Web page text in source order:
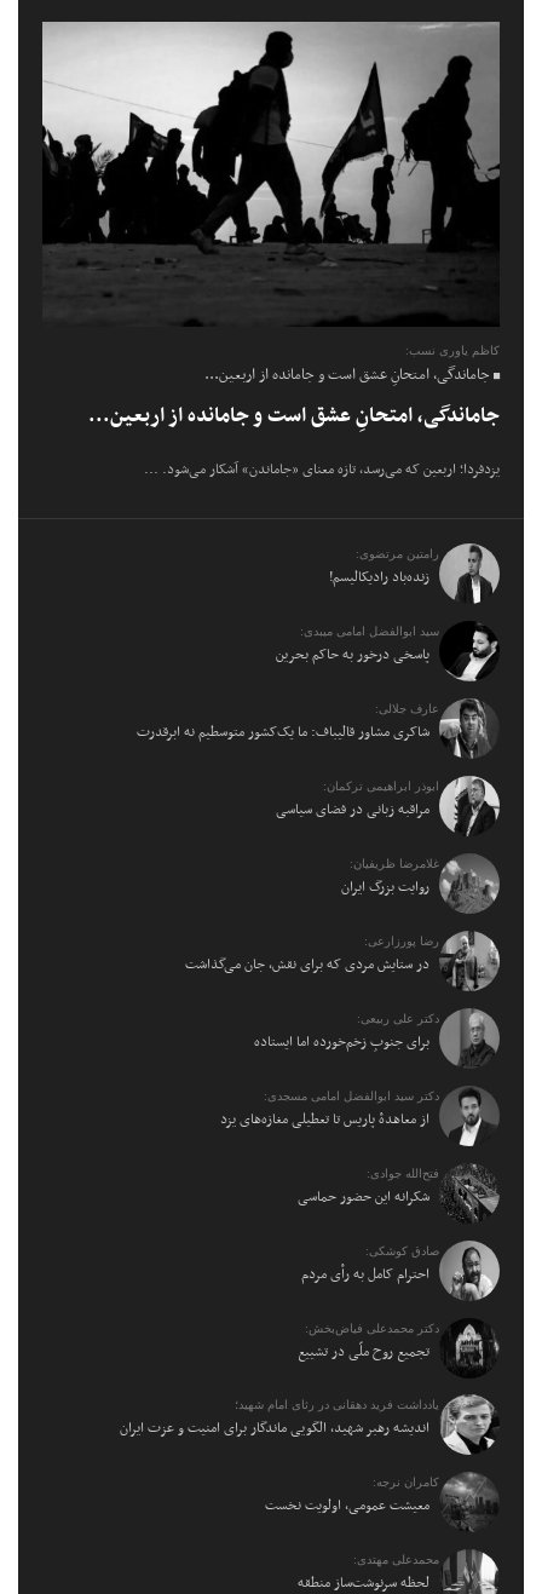
کاظم یاوری نسب:
جاماندگی، امتحانِ عشق است و جامانده از اربعین...
جاماندگی، امتحانِ عشق است و جامانده از اربعین...
یزدفردا؛ اربعین که می‌رسد، تازه معنای «جاماندن» آشکار می‌شود. ...
رامتین مرتضوی:
زنده‌باد رادیکالیسم!
سید ابوالفضل امامی میبدی:
پاسخی درخور به حاکم بحرین
عارف جلالی:
شاکری مشاور قالیباف: ما یک‌کشور متوسطیم نه ابرقدرت
ابوذر ابراهیمی ترکمان:
مراقبه زبانی در فضای سیاسی
غلامرضا ظریفیان:
روایت بزرگ ایران
رضا پورزارعی:
در ستایش مردی که برای نقش، جان می‌گذاشت
دکتر علی ربیعی:
برای جنوبِ زخم‌خورده اما ایستاده
دکتر سید ابوالفضل امامی مسجدی:
از معاهدهٔ پاریس تا تعطیلی مغازه‌های یزد
فتح‌الله جوادی:
شکرانه این حضور حماسی
صادق کوشکی:
احترام کامل به رأی مردم
دکتر محمدعلی فیاض‌بخش:
تجمیع روح ملّی در تشییع
یادداشت فرید دهقانی در رثای امام شهید؛
اندیشه رهبر شهید، الگویی ماندگار برای امنیت و عزت ایران
کامران نرجه:
معیشت عمومی، اولویت نخست
محمدعلی مهتدی:
لحظه سرنوشت‌ساز منطقه